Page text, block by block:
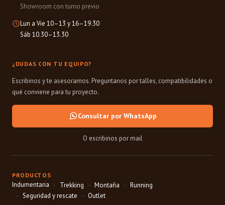
Showroom con turno previo
Lun a Vie 10–13 y 16–19.30
Sáb 10.30–13.30
¿DUDAS CON TU EQUIPO?
Escribinos y te asesoramos. Preguntanos por talles, compatibilidades o
qué conviene para tu proyecto.
Consultar por WhatsApp
O escribinos por mail
PRODUCTOS
Indumentaria Trekking Montaña
Running
Seguridad y rescate
Outlet